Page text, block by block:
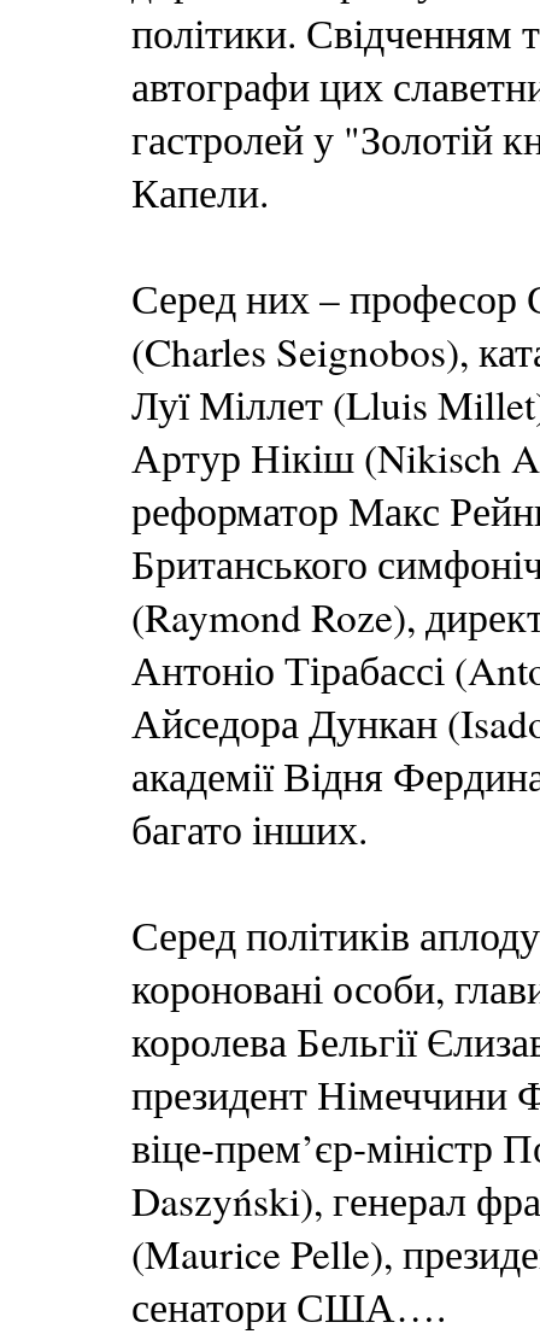
політики. Свідченням
автографи цих
гастролей у "Золотій
Капели.
Серед них –
(Charles Seignobos),
Луї Міллет (Lluis
Артур Нікіш (Nikisch
реформатор Макс
Британського
(Raymond Roze),
Антоніо Тірабассі
Айседора Дункан
академії Відня
багато інших.
Серед політиків
короновані особи,
королева Бельгії
президент Німеччини
віце-прем’єр-міністр
Daszyński), генерал
(Maurice Pelle),
сенатори США….